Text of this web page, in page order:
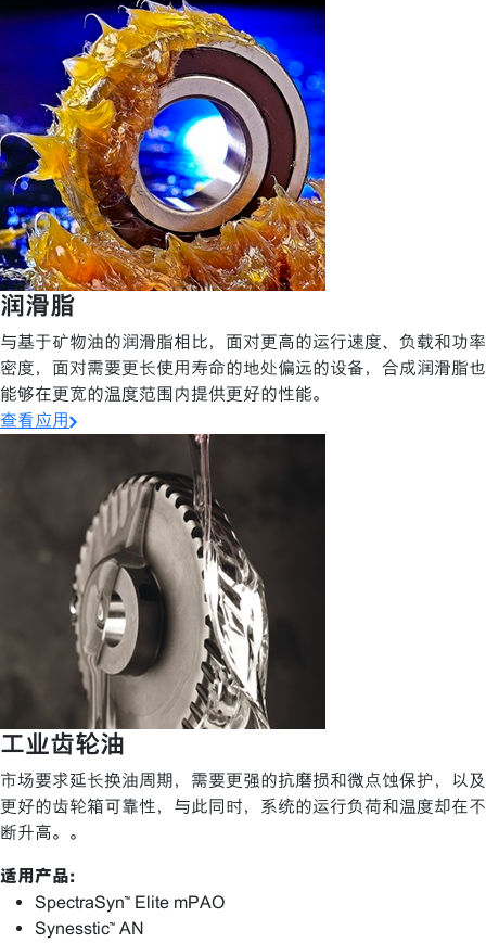
润滑脂
与基于矿物油的润滑脂相比，面对更高的运行速度、负载和功率
密度，面对需要更长使用寿命的地处偏远的设备，合成润滑脂也
能够在更宽的温度范围内提供更好的性能。
查看应用
工业齿轮油
市场要求延长换油周期，需要更强的抗磨损和微点蚀保护，以及
更好的齿轮箱可靠性，与此同时，系统的运行负荷和温度却在不
断升高。。
适用产品:
SpectraSyn™ Elite mPAO
Synesstic™ AN